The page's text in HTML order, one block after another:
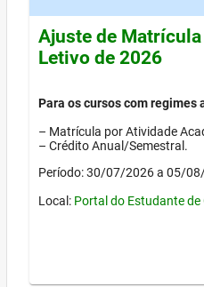
Ajuste de
Letivo de 2026
Para os cursos com regimes
– Matrícula por Atividade
– Crédito Anual/Semestral.
Período: 30/07/2026 a 05/
Local: Portal do Estudante